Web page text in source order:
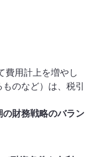
費用計上を増やし
のなど）は、税引
財務戦略のバラン